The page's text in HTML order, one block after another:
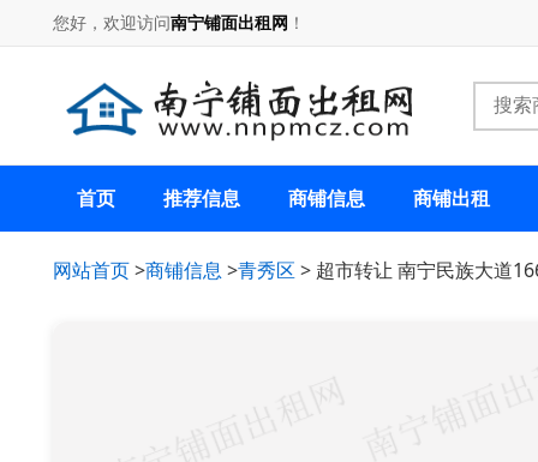
您好，欢迎访问南宁铺面出租网 ！
首页 推荐信息 商铺信息 商铺出租
网站首页>商铺信息 >青秀区 > 超市转让 南宁民族大道